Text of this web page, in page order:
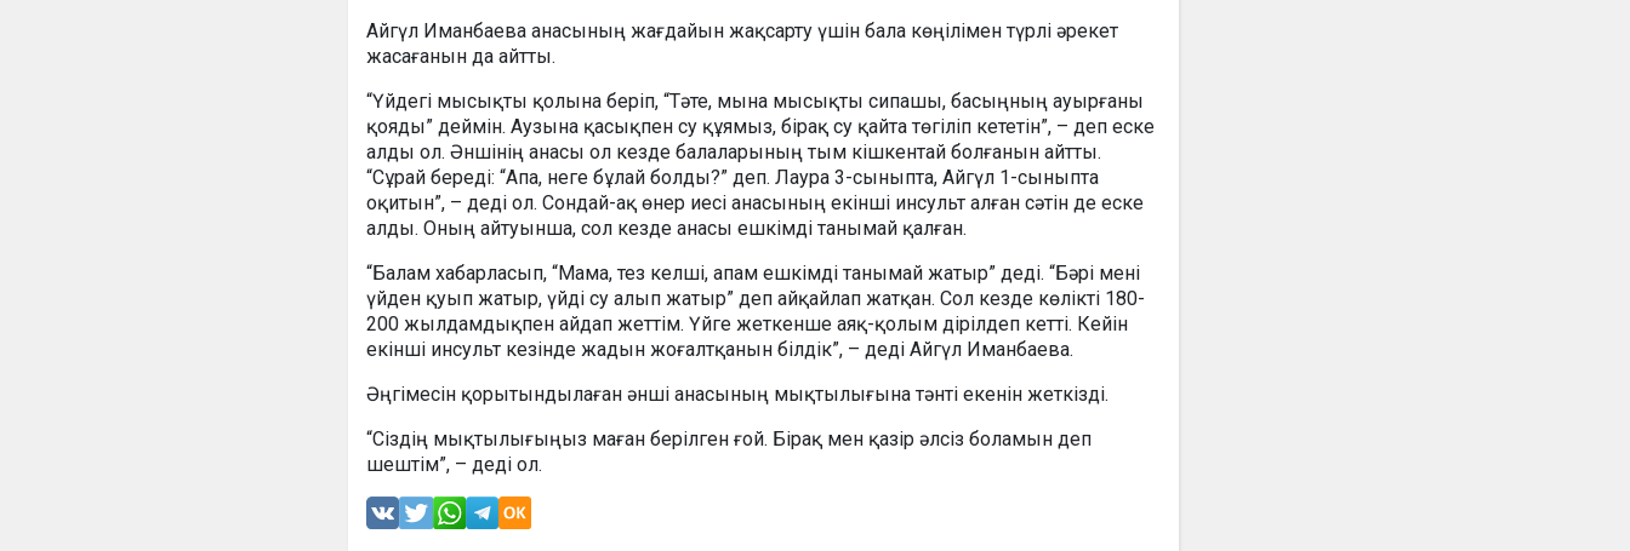
Айгүл Иманбаева анасының жағдайын жақсарту үшін бала көңілімен түрлі әрекет
жасағанын да айтты.
“Үйдегі мысықты қолына беріп, “Тәте, мына мысықты сипашы, басыңның ауырғаны
қояды” деймін. Аузына қасықпен су құямыз, бірақ су қайта төгіліп кететін”, – деп еске
алды ол. Әншінің анасы ол кезде балаларының тым кішкентай болғанын айтты.
“Сұрай береді: “Апа, неге бұлай болды?” деп. Лаура 3-сыныпта, Айгүл 1-сыныпта
оқитын”, – деді ол. Сондай-ақ өнер иесі анасының екінші инсульт алған сәтін де еске
алды. Оның айтуынша, сол кезде анасы ешкімді танымай қалған.
“Балам хабарласып, “Мама, тез келші, апам ешкімді танымай жатыр” деді. “Бәрі мені
үйден қуып жатыр, үйді су алып жатыр” деп айқайлап жатқан. Сол кезде көлікті 180-
200 жылдамдықпен айдап жеттім. Үйге жеткенше аяқ-қолым дірілдеп кетті. Кейін
екінші инсульт кезінде жадын жоғалтқанын білдік”, – деді Айгүл Иманбаева.
Әңгімесін қорытындылаған әнші анасының мықтылығына тәнті екенін жеткізді.
“Сіздің мықтылығыңыз маған берілген ғой. Бірақ мен қазір әлсіз боламын деп
шештім”, – деді ол.